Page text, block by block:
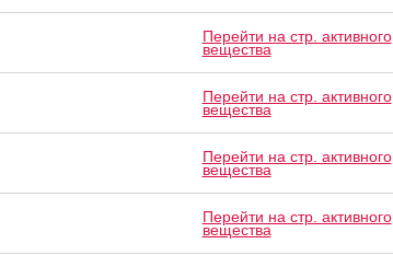
Перейти на стр. активного
вещества
Перейти на стр. активного
вещества
Перейти на стр. активного
вещества
Перейти на стр. активного
вещества